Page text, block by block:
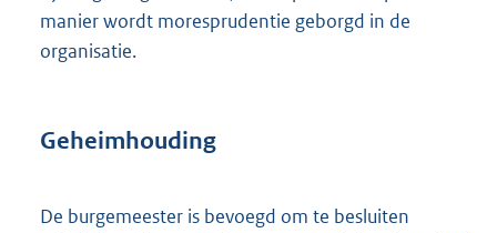
manier wordt moresprudentie geborgd in de
organisatie.
Geheimhouding
De burgemeester is bevoegd om te besluiten